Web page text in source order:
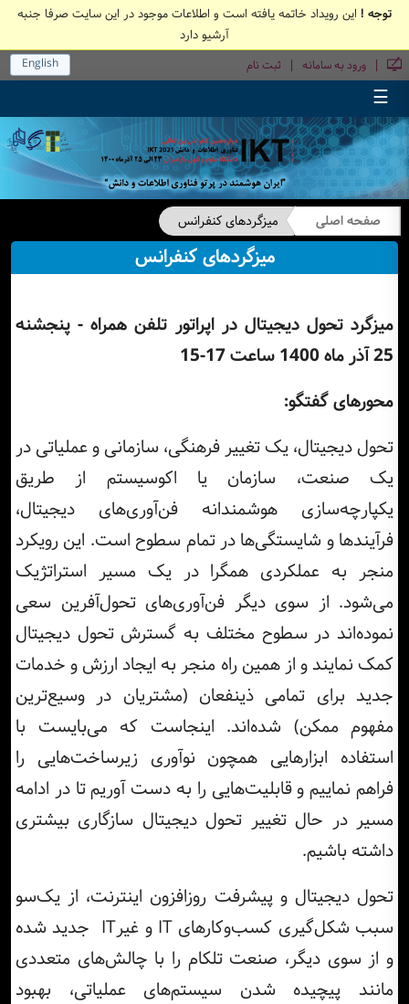
توجه ! این رویداد خاتمه یافته است و اطلاعات موجود در این سایت صرفا جنبه
آرشیو دارد
| ورود به سامانه | ثبت نام English
☰
صفحه اصلی میزگردهای کنفرانس
میزگردهای کنفرانس
میزگرد تحول دیجیتال در اپراتور تلفن همراه - پنجشنه
25 آذر ماه 1400 ساعت 17-15
محورهای گفتگو:
تحول دیجیتال، یک تغییر فرهنگی، سازمانی و عملیاتی در
یک صنعت، سازمان یا اکوسیستم از طریق
یکپارچه‌سازی هوشمندانه فن‌آوری‌های دیجیتال،
فرآیندها و شایستگی‌ها در تمام سطوح است. این رویکرد
منجر به عملکردی همگرا در یک مسیر استراتژیک
می‌شود. از سوی دیگر فن‌آوری‌های تحول‌آفرین سعی
نموده‌اند در سطوح مختلف به گسترش تحول دیجیتال
کمک نمایند و از همین راه منجر به ایجاد ارزش و خدمات
جدید برای تمامی ذینفعان (مشتریان در وسیع‌ترین
مفهوم ممکن) شده‌اند. اینجاست که می‌بایست با
استفاده ابزارهایی همچون نوآوری زیرساخت‌هایی را
فراهم نماییم و قابلیت‌هایی را به دست آوریم تا در ادامه
مسیر در حال تغییر تحول دیجیتال سازگاری بیشتری
داشته باشیم.
تحول دیجیتال و پیشرفت روزافزون اینترنت، از یک‌سو
سبب شکل‌گیری کسب‌وکارهای IT و غیرIT جدید شده
و از سوی دیگر، صنعت تلکام را با چالش‌های متعددی
مانند پیچیده شدن سیستم‌های عملیاتی، بهبود